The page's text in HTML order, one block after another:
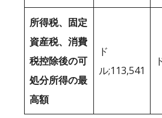
所得税、固定
資産税、消費
税控除後の可
処分所得の最
高額
ド
ル;113,541